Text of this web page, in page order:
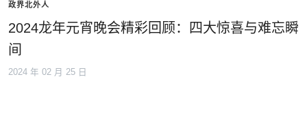
政界北外人
2024龙年元宵晚会精彩回顾：四大惊喜与难忘瞬
间
2024 年 02 月 25 日